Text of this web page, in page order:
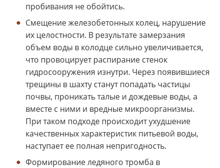
пробивания не обойтись.
Смещение железобетонных колец, нарушение
их целостности. В результате замерзания
объем воды в колодце сильно увеличивается,
что провоцирует распирание стенок
гидросооружения изнутри. Через появившиеся
трещины в шахту станут попадать частицы
почвы, проникать талые и дождевые воды, а
вместе с ними и вредные микроорганизмы.
При таком подходе происходит ухудшение
качественных характеристик питьевой воды,
наступает ее полная непригодность.
Формирование ледяного тромба в